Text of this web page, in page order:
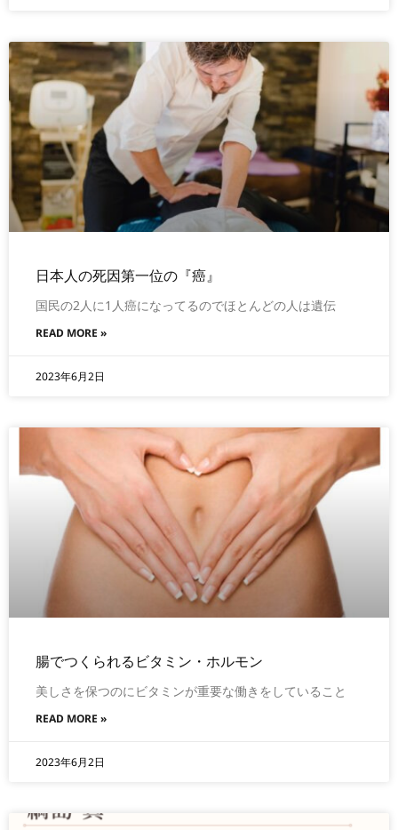
日本人の死因第一位の『癌』
国民の2人に1人癌になってるのでほとんどの人は遺伝
READ MORE »
2023年6月2日
腸でつくられるビタミン・ホルモン
美しさを保つのにビタミンが重要な働きをしていること
READ MORE »
2023年6月2日